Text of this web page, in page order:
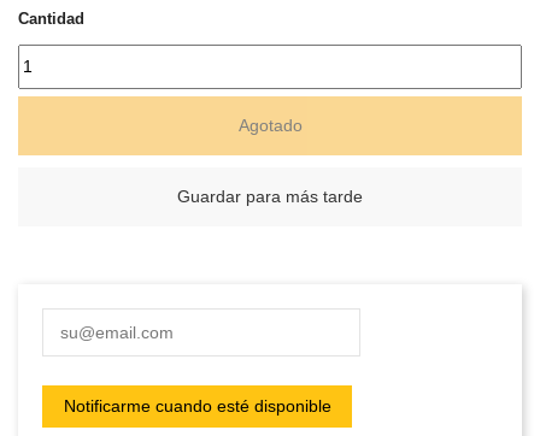
Cantidad
Agotado
Guardar para más tarde